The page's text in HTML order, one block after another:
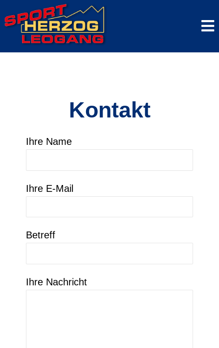
Inhalt
springen
Kontakt
Ihre Name
Ihre E-Mail
Betreff
Ihre Nachricht